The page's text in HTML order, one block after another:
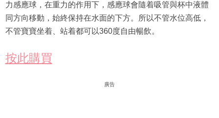
力感應球，在重力的作用下，感應球會隨着吸管與杯中液體
同方向移動，始終保持在水面的下方。所以不管水位高低，
不管寶寶坐着、站着都可以360度自由暢飲。
按此購買
廣告